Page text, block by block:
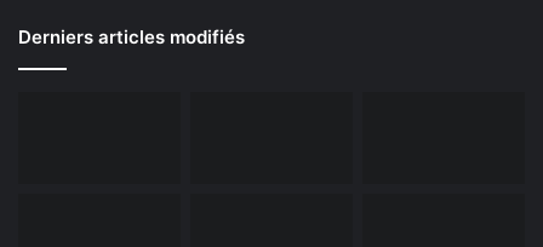
Derniers articles modifiés